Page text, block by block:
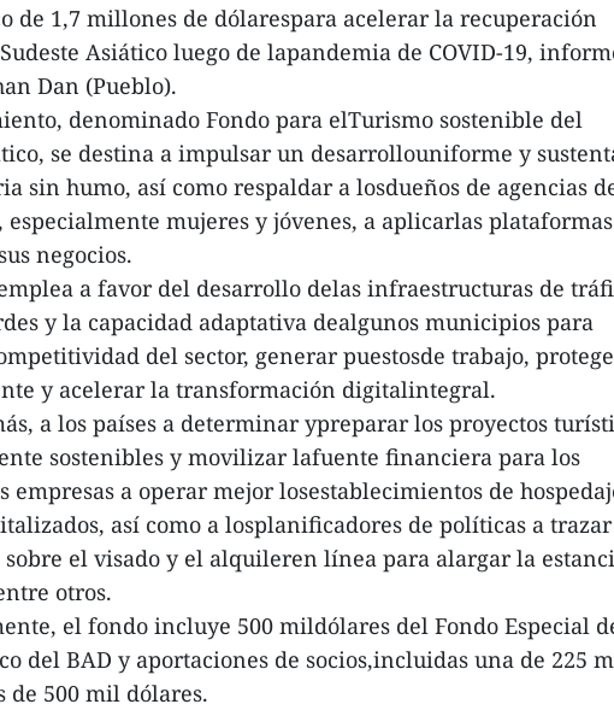
de 1,7 millones de dólarespara acelerar la recuperación
Asiático luego de lapandemia de COVID-19,
Dan (Pueblo).
denominado Fondo para elTurismo sostenible del
se destina a impulsar un desarrollouniforme y
sin humo, así como respaldar a losdueños de agencias
especialmente mujeres y jóvenes, a aplicarlas plataformas
negocios.
a favor del desarrollo delas infraestructuras de
y la capacidad adaptativa dealgunos municipios para
del sector, generar puestosde trabajo,
y acelerar la transformación digitalintegral.
a los países a determinar ypreparar los proyectos
sostenibles y movilizar lafuente financiera para los
empresas a operar mejor losestablecimientos de
así como a losplanificadores de políticas a trazar
sobre el visado y el alquileren línea para alargar la
otros.
el fondo incluye 500 mildólares del Fondo Especial
del BAD y aportaciones de socios,incluidas una de 225
de 500 mil dólares.